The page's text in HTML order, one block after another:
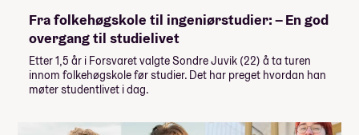
Stortinget i desember, ny beløp for
studiestøtte legges inn etter det.
Summen du må dekke selv
(15 782,- per måned)
Fra folkehøgskole til ingeniørstudier: – En god
overgang til studielivet
Etter 1,5 år i Forsvaret valgte Sondre Juvik (22) å ta turen
innom folkehøgskole før studier. Det har preget hvordan han
møter studentlivet i dag.